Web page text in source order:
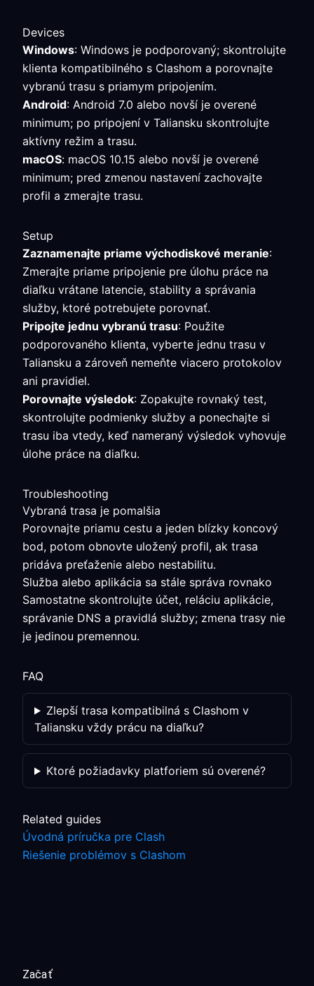
Devices
Windows: Windows je podporovaný; skontrolujte
klienta kompatibilného s Clashom a porovnajte
vybranú trasu s priamym pripojením.
Android: Android 7.0 alebo novší je overené
minimum; po pripojení v Taliansku skontrolujte
aktívny režim a trasu.
macOS: macOS 10.15 alebo novší je overené
minimum; pred zmenou nastavení zachovajte
profil a zmerajte trasu.
Setup
Zaznamenajte priame východiskové meranie:
Zmerajte priame pripojenie pre úlohu práce na
diaľku vrátane latencie, stability a správania
služby, ktoré potrebujete porovnať.
Pripojte jednu vybranú trasu: Použite
podporovaného klienta, vyberte jednu trasu v
Taliansku a zároveň nemeňte viacero protokolov
ani pravidiel.
Porovnajte výsledok: Zopakujte rovnaký test,
skontrolujte podmienky služby a ponechajte si
trasu iba vtedy, keď nameraný výsledok vyhovuje
úlohe práce na diaľku.
Troubleshooting
Vybraná trasa je pomalšia
Porovnajte priamu cestu a jeden blízky koncový
bod, potom obnovte uložený profil, ak trasa
pridáva preťaženie alebo nestabilitu.
Služba alebo aplikácia sa stále správa rovnako
Samostatne skontrolujte účet, reláciu aplikácie,
správanie DNS a pravidlá služby; zmena trasy nie
je jedinou premennou.
FAQ
Zlepší trasa kompatibilná s Clashom v
Taliansku vždy prácu na diaľku?
Ktoré požiadavky platforiem sú overené?
Related guides
Úvodná príručka pre Clash
Riešenie problémov s Clashom
Začať